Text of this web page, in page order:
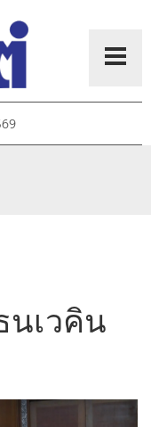
เวคิน